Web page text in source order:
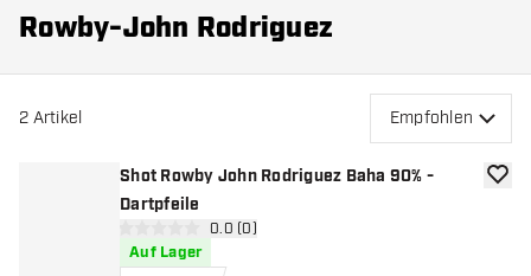
Rowby-John Rodriguez
2 Artikel Empfohlen
Shot Rowby John Rodriguez Baha 90% -
Dartpfeile
Bewertungsbereich öffnen
0 Bewertungssterne
0.0 (0)
Auf Lager
Zur